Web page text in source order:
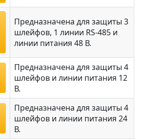
Предназначена для защиты 3
шлейфов, 1 линии RS-485 и
линии питания 48 В.
Предназначена для защиты 4
шлейфов и линии питания 12
В.
Предназначена для защиты 4
шлейфов и линии питания 24
В.